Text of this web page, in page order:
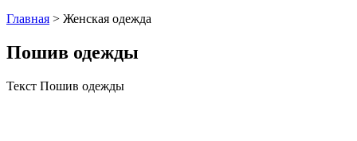
Главная > Женская одежда
Пошив одежды
Текст Пошив одежды